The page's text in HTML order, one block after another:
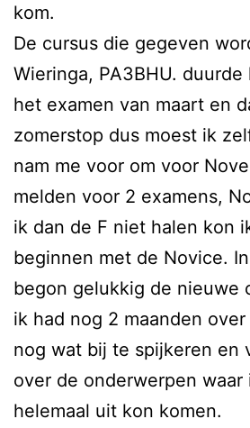
kom.
De cursus die gegeven
Wieringa, PA3BHU.
het examen van maart en
zomerstop dus moest ik
nam me voor om voor
melden voor 2 examens,
ik dan de F niet halen kon
beginnen met de Novice.
begon gelukkig de nieuwe
ik had nog 2 maanden
nog wat bij te spijkeren en
over de onderwerpen
helemaal uit kon komen.